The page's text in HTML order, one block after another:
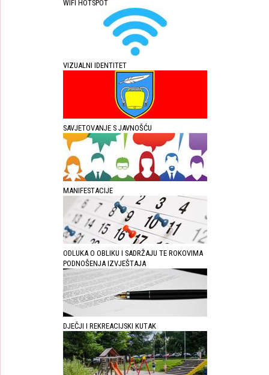
WIFI HOTSPOT
VIZUALNI IDENTITET
SAVJETOVANJE S JAVNOŠĆU
MANIFESTACIJE
ODLUKA O OBLIKU I SADRŽAJU TE ROKOVIMA
PODNOŠENJA IZVJEŠTAJA
DJEČJI I REKREACIJSKI KUTAK